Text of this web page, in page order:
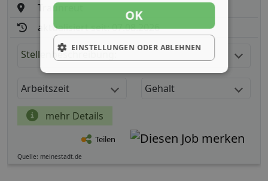
Traunreut
aktualisiert seit: 07.08.2026
Stellenbeschreibung:
Arbeitszeit Gehalt
mehr Details
Teilen
Quelle: meinestadt.de
OK
EINSTELLUNGEN ODER ABLEHNEN